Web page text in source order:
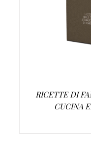
RICETTE DI
CUCINA